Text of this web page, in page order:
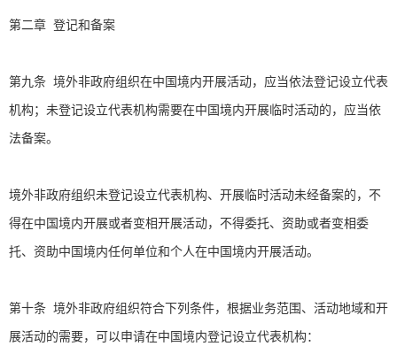
第二章 登记和备案
第九条 境外非政府组织在中国境内开展活动，应当依法登记设立代表
机构；未登记设立代表机构需要在中国境内开展临时活动的，应当依
法备案。
境外非政府组织未登记设立代表机构、开展临时活动未经备案的，不
得在中国境内开展或者变相开展活动，不得委托、资助或者变相委
托、资助中国境内任何单位和个人在中国境内开展活动。
第十条 境外非政府组织符合下列条件，根据业务范围、活动地域和开
展活动的需要，可以申请在中国境内登记设立代表机构：